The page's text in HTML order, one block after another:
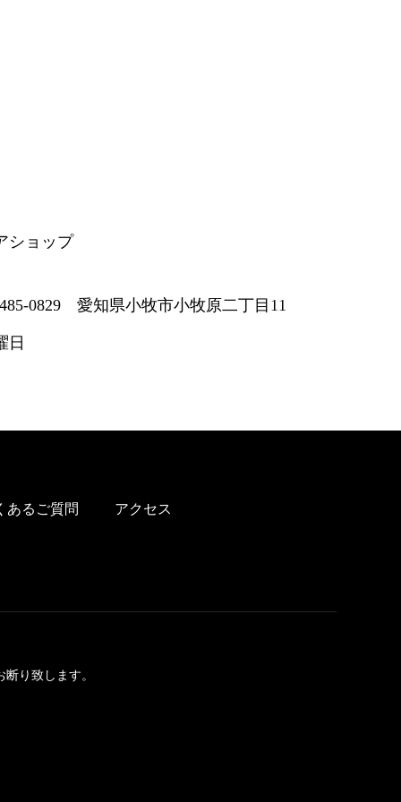
ショップ
0829 愛知県小牧市小牧原二丁目11
日
あるご質問 アクセス
り致します。